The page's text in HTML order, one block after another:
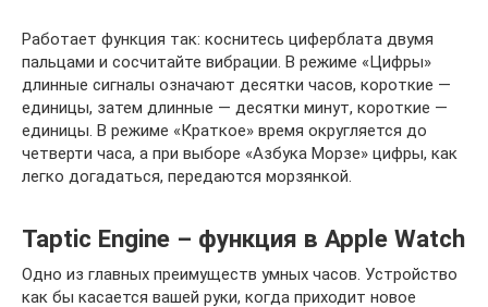
Работает функция так: коснитесь циферблата двумя
пальцами и сосчитайте вибрации. В режиме «Цифры»
длинные сигналы означают десятки часов, короткие —
единицы, затем длинные — десятки минут, короткие —
единицы. В режиме «Краткое» время округляется до
четверти часа, а при выборе «Азбука Морзе» цифры, как
легко догадаться, передаются морзянкой.
Taptic Engine – функция в Apple Watch
Одно из главных преимуществ умных часов. Устройство
как бы касается вашей руки, когда приходит новое